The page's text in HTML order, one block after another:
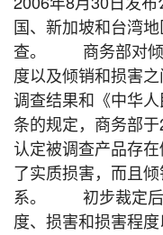
国、新加坡和台湾
查。 商务部对倾
度以及倾销和损害
调查结果和《中华
条的规定，商务部于
认定被调查产品存
了实质损害，而且
系。 初步裁定后
度、损害和损害程